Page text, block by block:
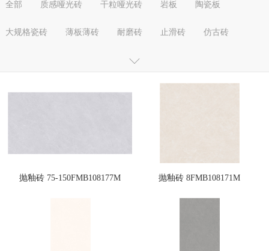
全部 质感哑光砖 干粒哑光砖 岩板 陶瓷板
大规格瓷砖 薄板薄砖 耐磨砖 止滑砖 仿古砖
全通体大理石抛釉砖
抛釉砖 75-150FMB108177M 抛釉砖 8FMB108171M